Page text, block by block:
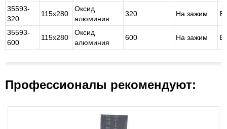
35593-
320
115х280
Оксид
алюминия
320 На зажим
35593-
600
115х280
Оксид
алюминия
600 На зажим
Профессионалы рекомендуют: